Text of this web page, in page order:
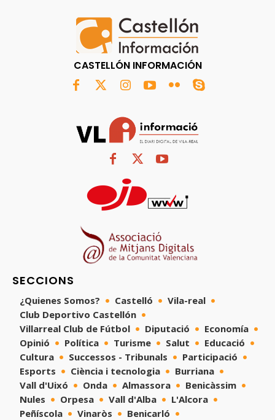
CASTELLÓN INFORMACIÓN
SECCIONS
¿Quienes Somos? Castelló
Vila-real
Club Deportivo Castellón
Villarreal Club de Fútbol
Diputació
Economía
Opinió
Política Turisme Salut
Educació
Cultura
Successos - Tribunals
Participació
Esports
Ciència i tecnologia
Burriana
Vall d'Uixó
Onda Almassora
Benicàssim
Nules
Orpesa Vall d'Alba
L'Alcora
Peñíscola
Vinaròs
Benicarló